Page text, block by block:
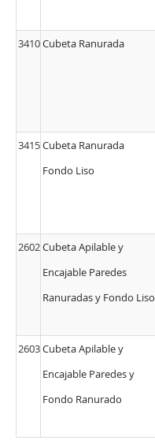
3410Cubeta Ranurada
3415Cubeta Ranurada
Fondo Liso
2602Cubeta Apilable y
Encajable Paredes
Ranuradas y Fondo Liso
2603Cubeta Apilable y
Encajable Paredes y
Fondo Ranurado